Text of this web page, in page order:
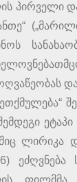
პირველი
ლირიკა